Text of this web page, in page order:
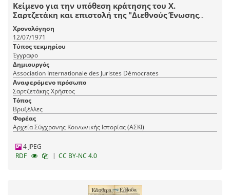
Κείμενο για την υπόθεση κράτησης του Χ.
Σαρτζετάκη και επιστολή της "Διεθνούς Ένωσης
Δημοκρατών Δικαστών" προς τον Σ. Σωμερίτη
Χρονολόγηση
12/07/1971
Τύπος τεκμηρίου
Έγγραφο
Δημιουργός
Association Internationale des Juristes Démocrates
Αναφερόμενο πρόσωπο
Σαρτζετάκης Χρήστος
Τόπος
Βρυξέλλες
Φορέας
Αρχεία Σύγχρονης Κοινωνικής Ιστορίας (ΑΣΚΙ)
4 JPEG
RDF
| CC BY-NC 4.0